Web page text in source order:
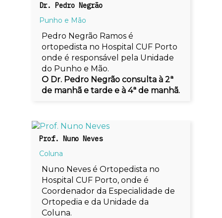
Dr. Pedro Negrão
Punho e Mão
Pedro Negrão Ramos é
ortopedista no Hospital CUF Porto
onde é responsável pela Unidade
do Punho e Mão.
O Dr. Pedro Negrão consulta à 2ª
de manhã e tarde e à 4ª de manhã.
Prof. Nuno Neves
Coluna
Nuno Neves é Ortopedista no
Hospital CUF Porto, onde é
Coordenador da Especialidade de
Ortopedia e da Unidade da
Coluna.